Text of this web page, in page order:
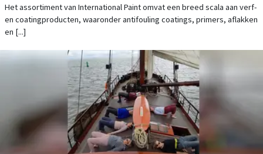
Het assortiment van International Paint omvat een breed scala aan verf-
en coatingproducten, waaronder antifouling coatings, primers, aflakken
en [...]